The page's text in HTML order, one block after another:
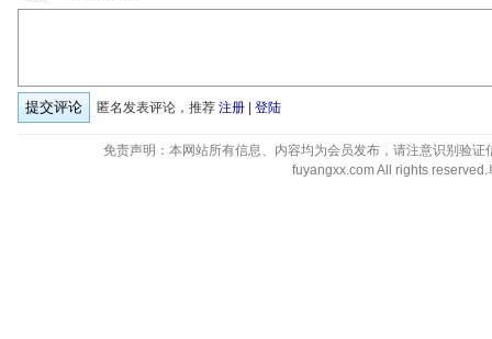
匿名发表评论，推荐 注册 登陆
免责声明：本网站所有信息、内容均为会员发布，请注意识别验
fuyangxx.com All rights